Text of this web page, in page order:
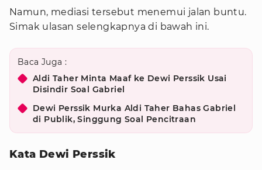
Namun, mediasi tersebut menemui jalan buntu.
Simak ulasan selengkapnya di bawah ini.
Baca Juga :
Aldi Taher Minta Maaf ke Dewi Perssik Usai
Disindir Soal Gabriel
Dewi Perssik Murka Aldi Taher Bahas Gabriel
di Publik, Singgung Soal Pencitraan
Kata Dewi Perssik